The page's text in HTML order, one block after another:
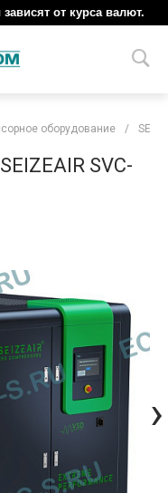
от курса валют.
оборудование /
SVC-
›